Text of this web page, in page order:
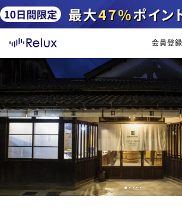
会員登録
12345